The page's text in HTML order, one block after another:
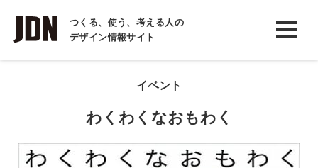
つくる、使う、考える人の
デザイン情報サイト
INTERVIEW
インタビュー
コラム
イベント
わくわくなおもわく